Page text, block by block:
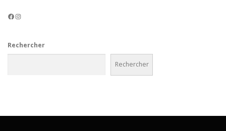
Facebook Instagram
Rechercher
Rechercher